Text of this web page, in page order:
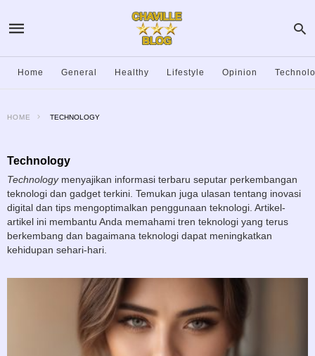
Home General Healthy Lifestyle Opinion
HOME TECHNOLOGY
Technology
Technology menyajikan informasi terbaru seputar perkembangan
teknologi dan gadget terkini. Temukan juga ulasan tentang inovasi
digital dan tips mengoptimalkan penggunaan teknologi. Artikel-
artikel ini membantu Anda memahami tren teknologi yang terus
berkembang dan bagaimana teknologi dapat meningkatkan
kehidupan sehari-hari.